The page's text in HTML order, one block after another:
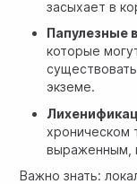
засыхает в
Папулезные
которые
экземе.
хроническом
выраженным,
Важно знать: